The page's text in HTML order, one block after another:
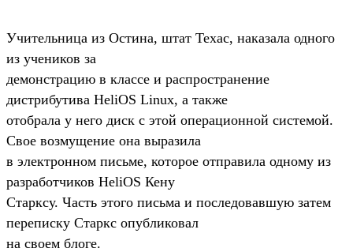
Учительница из Остина, штат Техас, наказала одного
из учеников за
демонстрацию в классе и распространение
дистрибутива HeliOS Linux, а также
отобрала у него диск с этой операционной системой.
Свое возмущение она выразила
в электронном письме, которое отправила одному из
разработчиков HeliOS Кену
Старксу. Часть этого письма и последовавшую затем
переписку Старкс опубликовал
на своем блоге.